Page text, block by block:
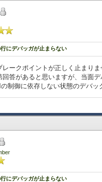
にデバッガが止まらない
ークポイントが正しく止まりま
答があると思いますが、当面
制御に依存しない状態のデバッ
にデバッガが止まらない